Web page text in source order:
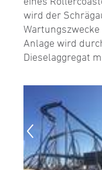
wird der
Anlage wird
Dieselaggregat